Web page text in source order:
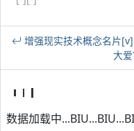
增强现实技术概念名片[v]
大
数据加载中